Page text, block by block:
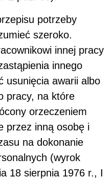
potrzeby
szeroko.
innej pracy
innego
usunięcia awarii albo
pracy, na które
orzeczeniem
przez inną osobę i
na dokonanie
(wyrok
18 sierpnia 1976 r., I